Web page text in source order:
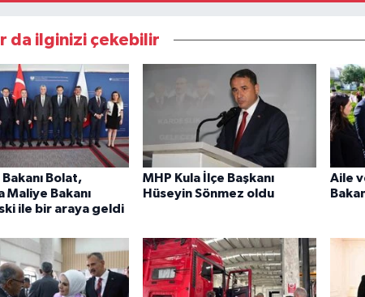
da ilginizi çekebilir
Bolat,
Maliye Bakanı
ile bir araya geldi
MHP Kula İlçe Başkanı
Hüseyin Sönmez oldu
Aile